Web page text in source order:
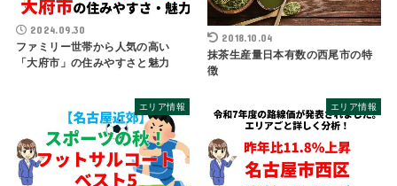
2024.09.30
ファミリー世帯から人気の高い
「大府市」の住みやすさと魅力
2018.10.04
抹茶生産量日本有数の西尾市の特
徴
エリア情報 エリア情報